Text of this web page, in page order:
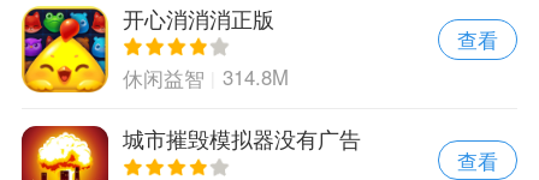
开心消消消正版
休闲益智 314.8M
查看
城市摧毁模拟器没有广告
查看